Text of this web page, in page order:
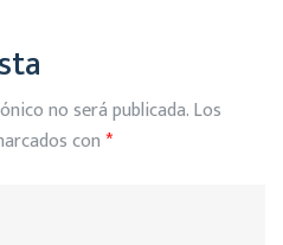
no será publicada.Los
con*